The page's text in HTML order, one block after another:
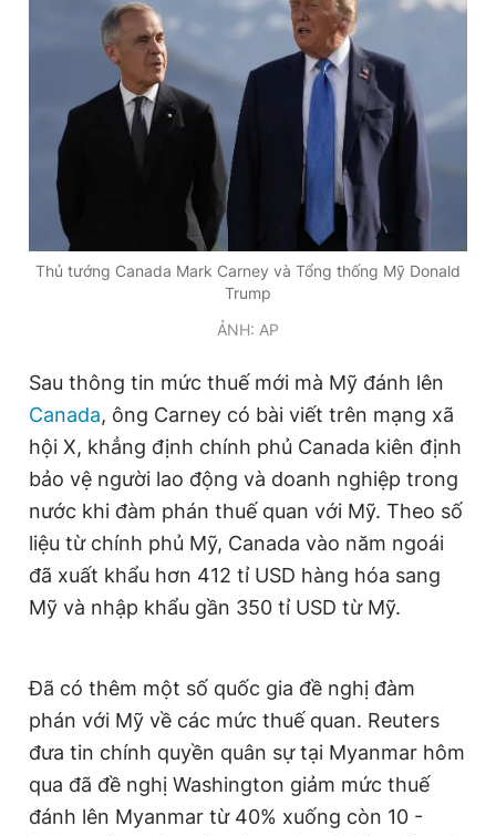
Tổng biên tập: Nguyễn Ngọc Toàn
Phó tổng biên tập thường trực: Hải Thành
Phó tổng biên tập: Lâm Hiếu Dũng
Phó tổng biên tập: Trần Việt Hưng
Tổng thư ký tòa soạn: Đức Trung
Giấy phép xuất bản số 110/GP - BTTTT cấp ngày 24.3.2020
© 2003-2026 Bản quyền thuộc về Báo Thanh Niên. Cấm sao
chép dưới mọi hình thức nếu không có sự chấp thuận bằng văn
bản. Phát triển bởi ePi Technologies, JSC.
Thủ tướng Canada Mark Carney và Tổng thống Mỹ Donald
Trump
ẢNH: AP
Sau thông tin mức thuế mới mà Mỹ đánh lên
Canada, ông Carney có bài viết trên mạng xã
hội X, khẳng định chính phủ Canada kiên định
bảo vệ người lao động và doanh nghiệp trong
nước khi đàm phán thuế quan với Mỹ. Theo số
liệu từ chính phủ Mỹ, Canada vào năm ngoái
đã xuất khẩu hơn 412 tỉ USD hàng hóa sang
Mỹ và nhập khẩu gần 350 tỉ USD từ Mỹ.
Đã có thêm một số quốc gia đề nghị đàm
phán với Mỹ về các mức thuế quan. Reuters
đưa tin chính quyền quân sự tại Myanmar hôm
qua đã đề nghị Washington giảm mức thuế
đánh lên Myanmar từ 40% xuống còn 10 -